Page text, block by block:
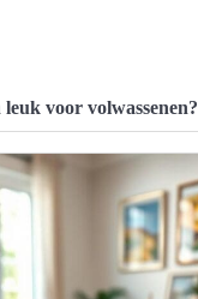
voor volwassenen?